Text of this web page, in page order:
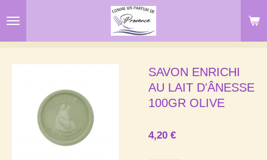
au
SAVON ENRICHI
AU LAIT D'ÂNESSE
100GR OLIVE
4,20 €